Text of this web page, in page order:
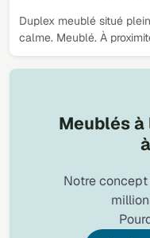
Duplex meublé situé
calme. Meublé. À
Meublés
Notre